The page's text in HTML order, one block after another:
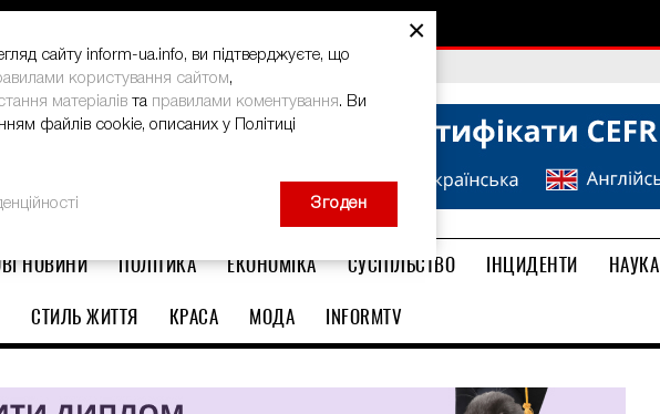
ювілейний Global Teacher Prize-2026
НОВИНИ ПОЛІТИКА ЕКОНОМІКА СУСПІЛЬСТВО ІНЦИДЕНТИ НАУКА
СТИЛЬ ЖИТТЯ КРАСА МОДА INFORMTV
×
сайту inform-ua.info, ви підтверджуєте, що
користування сайтом,
матеріалів та правилами коментування. Ви
файлів cookie, описаних у Політиці
Згоден